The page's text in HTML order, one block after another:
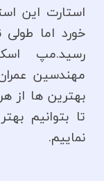
خورد اما
رسید.مپ
مهندسین
بهترین ها از
تا بتوانیم
نماییم.